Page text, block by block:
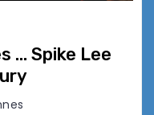
… Spike Lee